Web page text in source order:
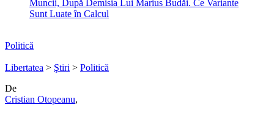
Politică
Libertatea > Ştiri > Politică
De
Cristian Otopeanu,